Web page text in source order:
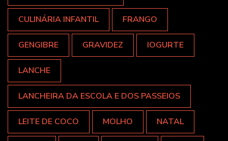
CULINÁRIA INFANTIL FRANGO
GENGIBRE GRAVIDEZ IOGURTE
LANCHE
LANCHEIRA DA ESCOLA E DOS PASSEIOS
LEITE DE COCO MOLHO NATAL